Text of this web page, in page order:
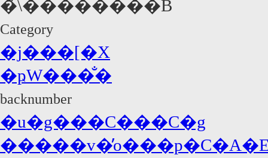
�̉\��������B
Category
�j���[�X
�ҏW���̐�
backnumber
�u�g���C���C�g